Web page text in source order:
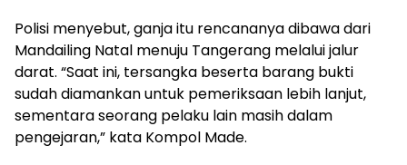
Polisi menyebut, ganja itu rencananya dibawa dari
Mandailing Natal menuju Tangerang melalui jalur
darat. “Saat ini, tersangka beserta barang bukti
sudah diamankan untuk pemeriksaan lebih lanjut,
sementara seorang pelaku lain masih dalam
pengejaran,” kata Kompol Made.